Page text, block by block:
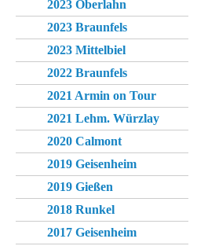
2023 Oberlahn
2023 Braunfels
2023 Mittelbiel
2022 Braunfels
2021 Armin on Tour
2021 Lehm. Würzlay
2020 Calmont
2019 Geisenheim
2019 Gießen
2018 Runkel
2017 Geisenheim